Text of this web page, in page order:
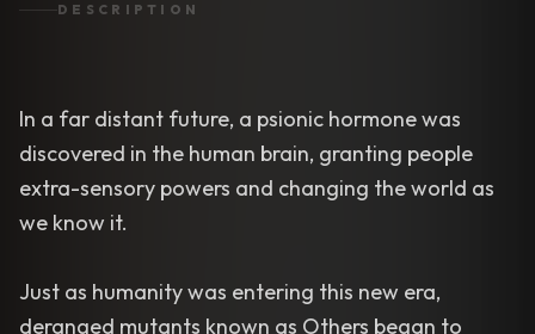
DESCRIPTION
In a far distant future, a psionic hormone was
discovered in the human brain, granting people
extra-sensory powers and changing the world as
we know it.
Just as humanity was entering this new era,
deranged mutants known as Others began to